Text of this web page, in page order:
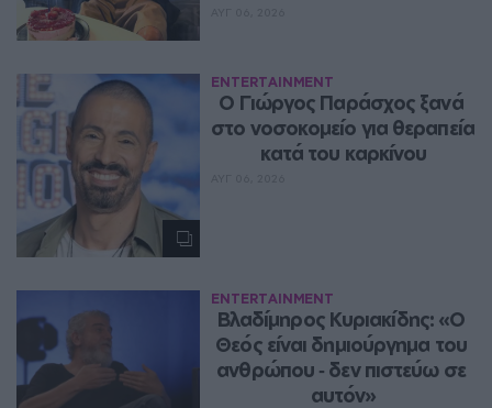
ENTERTAINMENT
O Γιώργος Παράσχος ξανά
στο νοσοκομείο για θεραπεία
κατά του καρκίνου
ENTERTAINMENT
Βλαδίμηρος Κυριακίδης: «Ο
Θεός είναι δημιούργημα του
ανθρώπου ‑ δεν πιστεύω σε
αυτόν»